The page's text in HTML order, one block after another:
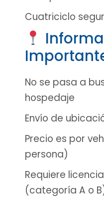
Cuatriciclo
No se pasa a
hospedaje
Envío de
Precio es por
persona)
Requiere
(categoría A o